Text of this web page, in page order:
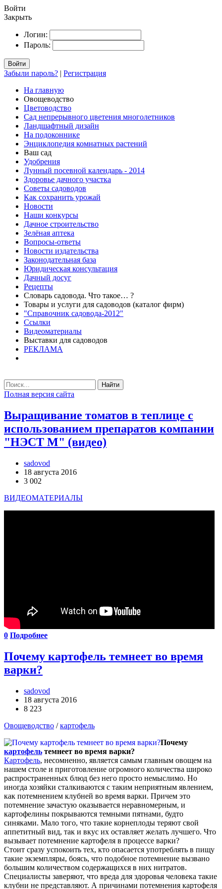
Войти
Закрыть
Логин:
Пароль:
Войти
Забыли пароль? | Регистрация
На главную
Овощеводство
Цветоводство
Сад непрерывного цветения многолетников
Ландшафтный дизайн
На подоконнике
Энциклопедия комнатных растений
Ваш сад
Удобрения
Лунный посевной календарь - 2014
Здоровье дачного участка
Советы садоводов
Как сохранить урожай
Новости
Наши конкурсы
Дачное строительство
Зелёная аптека
Вопросы-ответы
Новости издательства
Законодательная база
Юридическая консультация
Дачный досуг
Рецепты
Словарь садовода. Что такое… ?
Товары и услуги для садоводов (каталог фирм)
"Справочник садовода-2012"
Ссылки
Видеоматериалы
Выставки для садоводов
РЕКЛАМА
Найти
Полная версия сайта
Выращивание томатов в теплице с
использованием препаратов компании
"НЭСТ М" (видео)
sadovod
18 августа 2016
3 002
ВИДЕОМАТЕРИАЛЫ
0 Подробнее
Почему картофель темнеет во время
варки?
sadovod
18 августа 2016
8 223
Овощеводство /картофель
Почему
картофель темнеет во время варки?
Картофель, несомненно, является самым главным овощем на
нашем столе и приготовление огромного количества широко
распространенных блюд без него просто немыслимо. Но
иногда хозяйки сталкиваются с таким неприятным явлением,
как потемнением клубней во время варки. Причем это
потемнение зачастую оказывается неравномерным, и
картофелины покрываются темными пятнами, будто
синяками. Мало того, что такие корнеплоды теряют свой
аппетитный вид, так и вкус их оставляет желать лучшего. Что
вызывает потемнение картофеля в процессе варки?
Стоит сразу успокоить тех, кто опасается употреблять в пищу
такие экземпляры, боясь, что подобное потемнение вызвано
большим количеством содержащихся в них нитратов.
Специалисты заверяют, что вреда для здоровья человека такие
клубни не представляют. А причинами потемнения картофеля